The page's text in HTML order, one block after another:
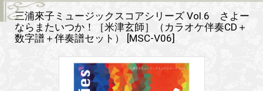
三浦來子ミュージックスコアシリーズ Vol.6 さよー
ならまたいつか！［米津玄師］（カラオケ伴奏CD＋
数字譜＋伴奏譜セット）
[MSC-V06]